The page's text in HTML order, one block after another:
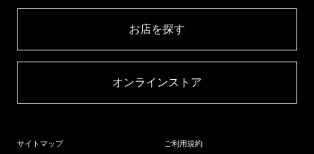
お店を探す​
オンラインストア​
サイトマップ ご利用規約